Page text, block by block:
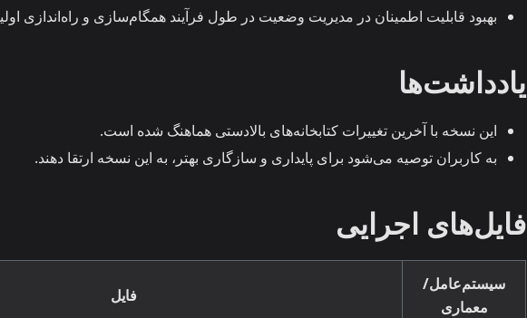
بهبود قابلیت اطمینان در مدیریت وضعیت در طول فرآیند همگام‌سازی و راه‌اندازی
یادداشت‌ها
این نسخه با آخرین تغییرات کتابخانه‌های بالادستی هماهنگ شده است.
به کاربران توصیه می‌شود برای پایداری و سازگاری بهتر، به این نسخه ارتقا دهند.
فایل‌های اجرایی
سیستم‌عامل/
معماری
فایل